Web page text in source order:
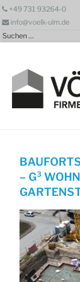
Zum
springen
+49 731 93264-0
info@voelk-ulm.de
Suchen
nach:
– G³